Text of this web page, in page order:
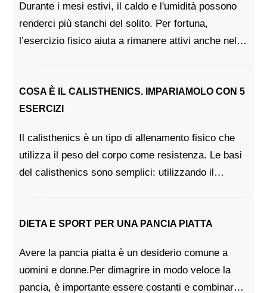
Durante i mesi estivi, il caldo e l'umidità possono
renderci più stanchi del solito. Per fortuna,
l’esercizio fisico aiuta a rimanere attivi anche nelle
COSA È IL CALISTHENICS. IMPARIAMOLO CON 5
ESERCIZI
Il calisthenics è un tipo di allenamento fisico che
utilizza il peso del corpo come resistenza. Le basi
del calisthenics sono semplici: utilizzando il
DIETA E SPORT PER UNA PANCIA PIATTA
Avere la pancia piatta è un desiderio comune a
uomini e donne.Per dimagrire in modo veloce la
pancia, è importante essere costanti e combinare